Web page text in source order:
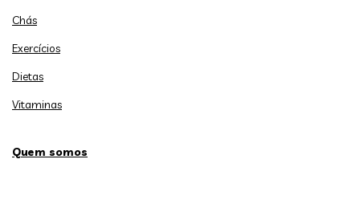
Chás
Exercícios
Dietas
Vitaminas
Quem somos